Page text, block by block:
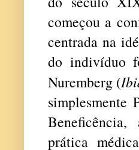
começou a
centrada na
do indivíduo
Nuremberg (
simplesmente
prática